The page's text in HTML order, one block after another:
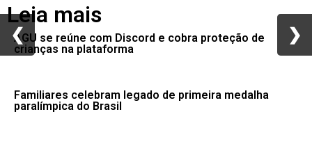
Leia mais
AGU se reúne com Discord e cobra proteção de
crianças na plataforma
Familiares celebram legado de primeira medalha
paralímpica do Brasil
❮ ❯
❮ ❯